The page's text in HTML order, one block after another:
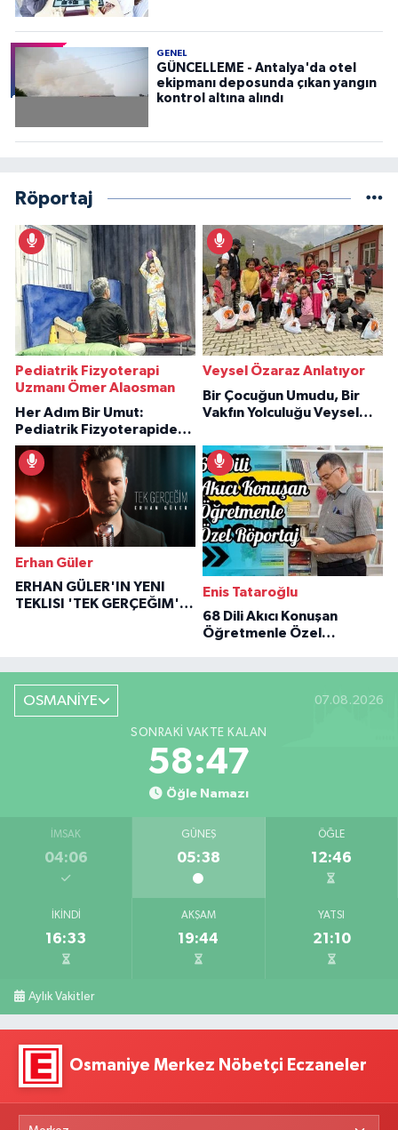
GENEL
GÜNCELLEME - Antalya'da otel
ekipmanı deposunda çıkan yangın
kontrol altına alındı
Röportaj
Pediatrik Fizyoterapi
Uzmanı Ömer Alaosman
Her Adım Bir Umut:
Pediatrik Fizyoterapiden
İlham Veren Hikâyeler
Veysel Özaraz Anlatıyor
Bir Çocuğun Umudu, Bir
Vakfın Yolculuğu Veysel
Erhan Güler
ERHAN GÜLER'IN YENI
TEKLISI 'TEK GERÇEĞIM'LE
Enis Tataroğlu
68 Dili Akıcı Konuşan
Öğretmenle Özel
OSMANİYE 07.08.2026
SONRAKI VAKTE KALAN
58:46
Öğle Namazı
İMSAK
04:06
GÜNEŞ
05:38
ÖĞLE
12:46
İKINDI
16:33
AKŞAM
19:44
YATSI
21:10
Aylık Vakitler
Osmaniye Merkez Nöbetçi Eczaneler